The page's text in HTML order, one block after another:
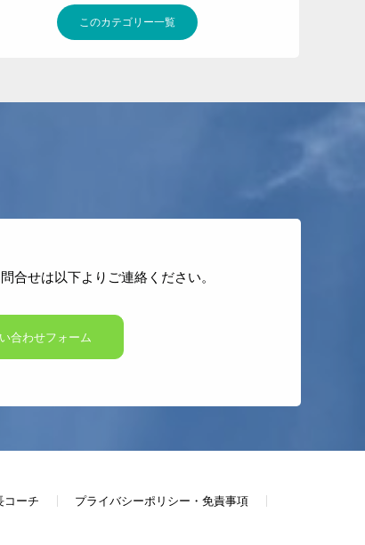
このカテゴリー一覧
合せは以下よりご連絡ください。
合わせフォーム
コーチ プライバシーポリシー・免責事項